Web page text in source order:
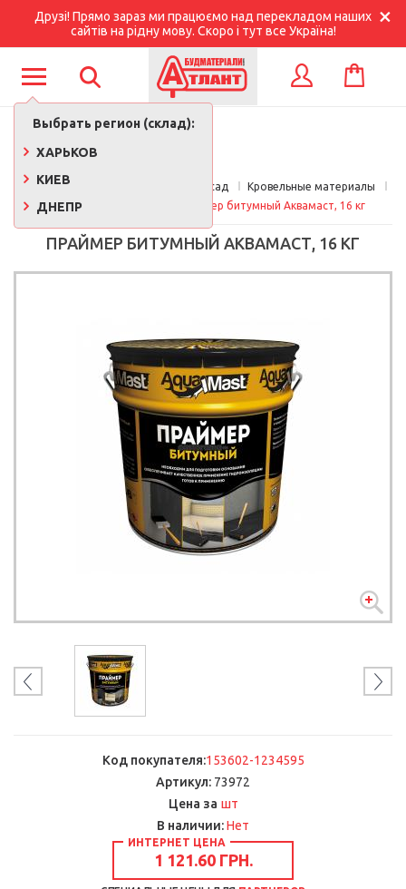
Друзі! Прямо зараз ми працюємо над перекладом наших
сайтів на рідну мову. Скоро і тут все Україна!
Выбрать регион (склад):
ХАРЬКОВ
КИЕВ
ДНЕПР
КОРЗИНА
Главная Кровля, утепление, фасад
Кровельные материалы
Мастики кровельные
Праймер битумный Аквамаст, 16 кг
ПРАЙМЕР БИТУМНЫЙ АКВАМАСТ, 16 КГ
Код покупателя:153602-1234595
Артикул: 73972
Цена за шт
В наличии:Нет
ИНТЕРНЕТ ЦЕНА
1 121.60 ГРН.